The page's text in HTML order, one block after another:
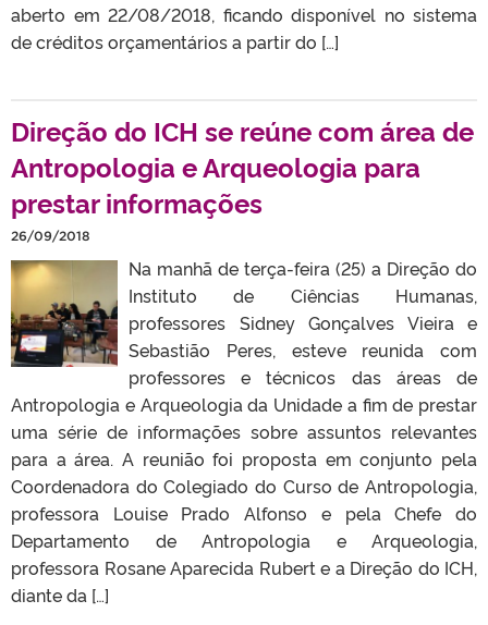
aberto em 22/08/2018, ficando disponível no sistema
de créditos orçamentários a partir do […]
Direção do ICH se reúne com área de
Antropologia e Arqueologia para
prestar informações
26/09/2018
Na manhã de terça-feira (25) a Direção do
Instituto de Ciências Humanas,
professores Sidney Gonçalves Vieira e
Sebastião Peres, esteve reunida com
professores e técnicos das áreas de
Antropologia e Arqueologia da Unidade a fim de prestar
uma série de informações sobre assuntos relevantes
para a área. A reunião foi proposta em conjunto pela
Coordenadora do Colegiado do Curso de Antropologia,
professora Louise Prado Alfonso e pela Chefe do
Departamento de Antropologia e Arqueologia,
professora Rosane Aparecida Rubert e a Direção do ICH,
diante da […]